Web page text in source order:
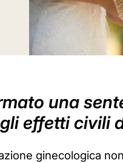
una
effetti civili
ginecologica